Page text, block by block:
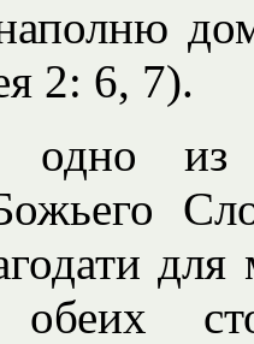
2: 6, 7).
из